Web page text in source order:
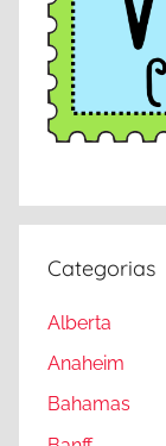
Categorias
Alberta
Anaheim
Bahamas